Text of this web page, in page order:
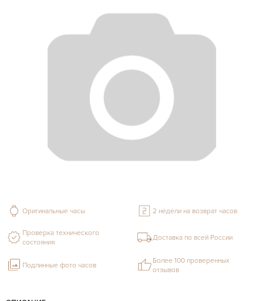
Оригинальные часы 2 недели на возврат часов
Проверка технического
состояния
Доставка по всей России
Подлинные фото часов
Более 100 проверенных
отзывов